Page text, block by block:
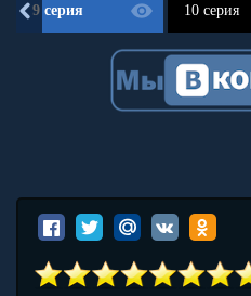
9 серия 10 серия